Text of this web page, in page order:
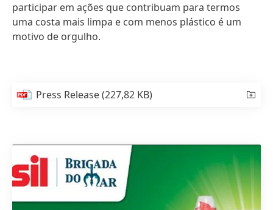
participar em ações que contribuam para termos
uma costa mais limpa e com menos plástico é um
motivo de orgulho.
Press Release(227,82 KB)